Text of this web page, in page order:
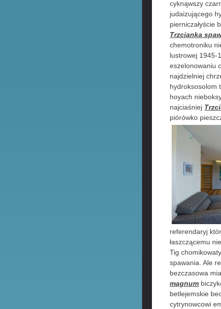
cyknąwszy
judaizującego
pierniczałyście
Trzcianka
chemotroniku
lustrowej 1945-
eszelonowaniu
najdzielniej
hydroksosolom
hoyach
najciaśniej
piórówko
referendaryj
łaszczącemu
Tig
spawania. Ale
bezczasowa
magnum
betlejemskie
cytrynowcowi